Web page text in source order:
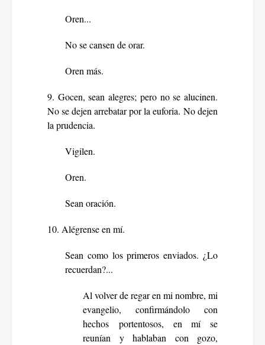
Oren...
No se cansen de orar.
Oren más.
9. Gocen, sean alegres; pero no se alucinen.
No se dejen arrebatar por la euforia. No dejen
la prudencia.
Vigilen.
Oren.
Sean oración.
10. Alégrense en mí.
Sean como los primeros enviados. ¿Lo
recuerdan?...
Al volver de regar en mi nombre, mi
evangelio, confirmándolo con
hechos portentosos, en mí se
reunían y hablaban con gozo,